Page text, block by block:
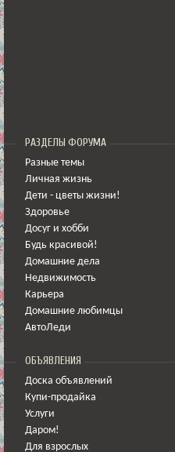
РАЗДЕЛЫ ФОРУМА
Разные темы
Личная жизнь
Дети - цветы жизни!
Здоровье
Досуг и хобби
Будь красивой!
Домашние дела
Недвижимость
Карьера
Домашние любимцы
АвтоЛеди
ОБЪЯВЛЕНИЯ
Доска объявлений
Купи-продайка
Услуги
Даром!
Для взрослых